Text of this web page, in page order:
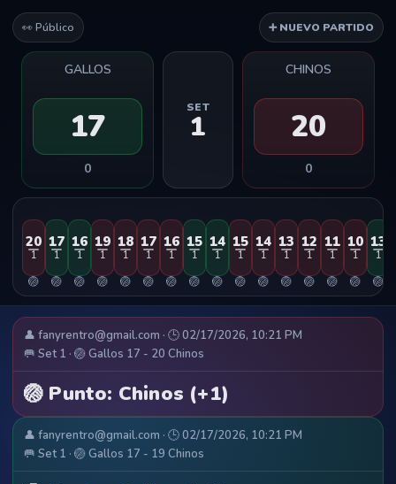
👀 Público ➕ NUEVO PARTIDO
GALLOS
17
0
SET
1
CHINOS
20
0
20
1
🏐
17
1
🏐
16
1
🏐
19
1
🏐
18
1
🏐
17
1
🏐
16
1
🏐
15
1
🏐
14
1
🏐
15
1
🏐
14
1
🏐
13
1
🏐
12
1
🏐
11
1
🏐
10
1
🏐
13
1
🏐
👤 fanyrentro@gmail.com · 🕒 02/17/2026, 10:21 PM
🥅 Set 1 · 🏐 Gallos 17 - 20 Chinos
🏐 Punto: Chinos (+1)
👤 fanyrentro@gmail.com · 🕒 02/17/2026, 10:21 PM
🥅 Set 1 · 🏐 Gallos 17 - 19 Chinos